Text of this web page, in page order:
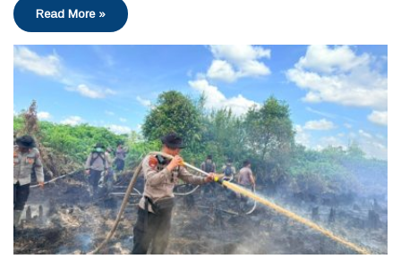
Read More »